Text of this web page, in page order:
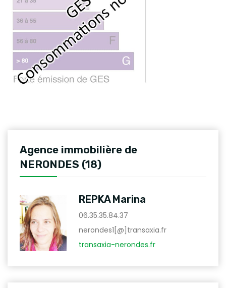
Agence immobilière de
NERONDES (18)
REPKA Marina
06.35.35.84.37
nerondes1[@]transaxia.fr
transaxia-nerondes.fr